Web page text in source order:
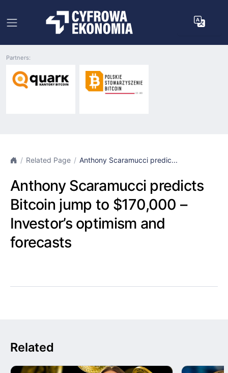
Partners:
Related Page Anthony Scaramucci predic...
Anthony Scaramucci predicts
Bitcoin jump to $170,000 –
Investor’s optimism and
forecasts
Related